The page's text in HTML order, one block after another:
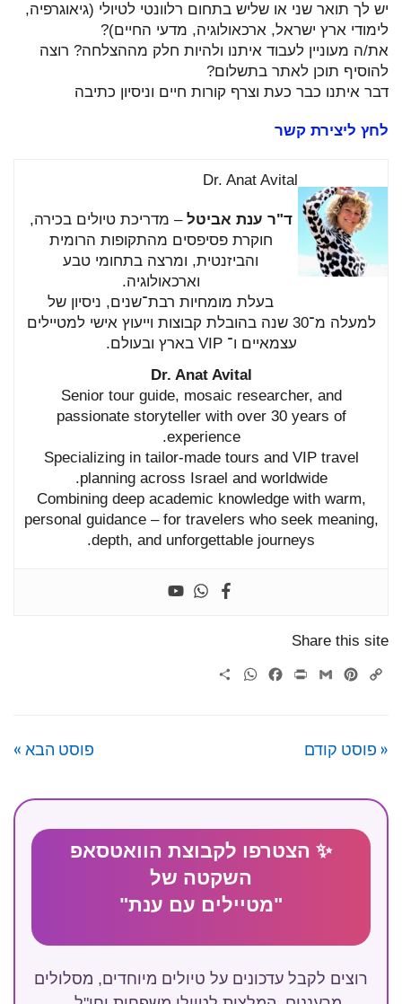
יש לך תואר שני או שליש בתחום רלוונטי לטיולי (גיאוגרפיה,
לימודי ארץ ישראל, ארכאולוגיה, מדעי החיים)?
את/ה מעוניין לעבוד איתנו ולהיות חלק מההצלחה? רוצה
להוסיף תוכן לאתר בתשלום?
דבר איתנו כבר כעת וצרף קורות חיים וניסיון כתיבה
לחץ ליצירת קשר
Dr. Anat Avital
ד"ר ענת אביטל – מדריכתטיוליםבכירה,
חוקרתפסיפסים מהתקופות הרומית
והביזנטית, ומרצה בתחומי טבע
וארכאולוגיה.
בעלת מומחיות רבת־שנים, ניסיון של
למעלה מ־30 שנהבהובלת קבוצות וייעוץאישילמטיילים
עצמאיים ו־VIP בארץ ובעולם.
Dr. Anat Avital
Senior tour guide, mosaic researcher, and
passionate storyteller with over 30 years of
experience.
Specializing in tailor-made tours and VIP travel
planning across Israel and worldwide.
Combining deep academic knowledge with warm,
personal guidance – for travelers who seek meaning,
depth, and unforgettable journeys.
Share this site
Copy
Pinterest
Gmail
Print
Facebook
WhatsApp
« פוסט קודם פוסט הבא »
✨ הצטרפו לקבוצת הוואטסאפ
השקטה של
"מטיילים עם ענת"
רוצים לקבל עדכונים על טיולים מיוחדים, מסלולים